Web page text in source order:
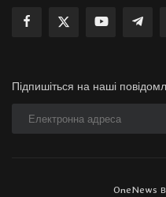
Підпишіться на наші
OneNews